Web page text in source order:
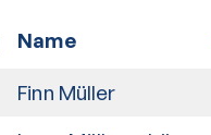
Name
Finn Müller